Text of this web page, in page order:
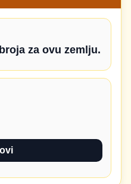
za ovu zemlju.